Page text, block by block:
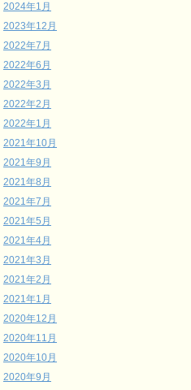
2024年1月
2023年12月
2022年7月
2022年6月
2022年3月
2022年2月
2022年1月
2021年10月
2021年9月
2021年8月
2021年7月
2021年5月
2021年4月
2021年3月
2021年2月
2021年1月
2020年12月
2020年11月
2020年10月
2020年9月